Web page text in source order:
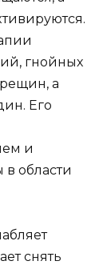
гнойных
а
Его
и
области
снять